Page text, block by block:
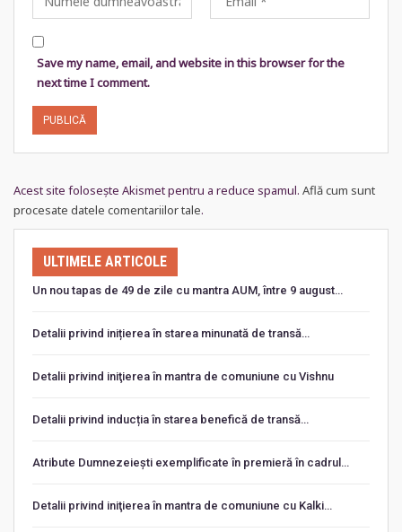
Save my name, email, and website in this browser for the
next time I comment.
Acest site folosește Akismet pentru a reduce spamul. Află cum sunt
procesate datele comentariilor tale.
ULTIMELE ARTICOLE
Un nou tapas de 49 de zile cu mantra AUM, între 9 august…
Detalii privind inițierea în starea minunată de transă…
Detalii privind iniţierea în mantra de comuniune cu Vishnu
Detalii privind inducția în starea benefică de transă…
Atribute Dumnezeiești exemplificate în premieră în cadrul…
Detalii privind iniţierea în mantra de comuniune cu Kalki…